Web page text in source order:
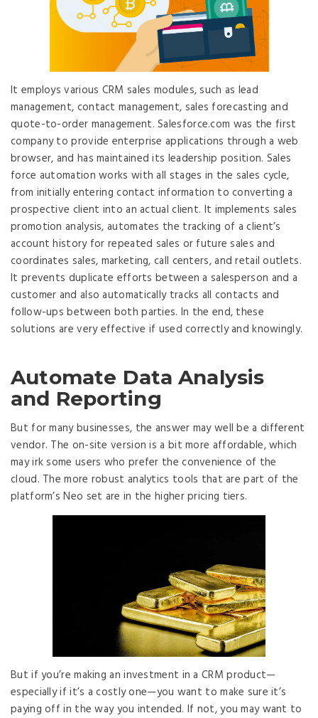
It employs various CRM sales modules, such as lead
management, contact management, sales forecasting and
quote-to-order management. Salesforce.com was the first
company to provide enterprise applications through a web
browser, and has maintained its leadership position. Sales
force automation works with all stages in the sales cycle,
from initially entering contact information to converting a
prospective client into an actual client. It implements sales
promotion analysis, automates the tracking of a client’s
account history for repeated sales or future sales and
coordinates sales, marketing, call centers, and retail outlets.
It prevents duplicate efforts between a salesperson and a
customer and also automatically tracks all contacts and
follow-ups between both parties. In the end, these
solutions are very effective if used correctly and knowingly.
Automate Data Analysis
and Reporting
But for many businesses, the answer may well be a different
vendor. The on-site version is a bit more affordable, which
may irk some users who prefer the convenience of the
cloud. The more robust analytics tools that are part of the
platform’s Neo set are in the higher pricing tiers.
But if you’re making an investment in a CRM product—
especially if it’s a costly one—you want to make sure it’s
paying off in the way you intended. If not, you may want to